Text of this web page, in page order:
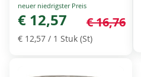
Special
Price
€ 12,57 € 16,76
€ 12,57 / 1 Stuk (St)